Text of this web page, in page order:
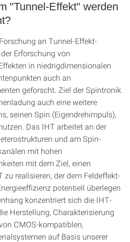
"Tunnel-Effekt" werden
an Tunnel-Effekt-
Erforschung von
in niedrigdimensionalen
auch an
geforscht. Ziel der Spintronik
auch eine weitere
seinen Spin (Eigendrehimpuls),
Das IHT arbeitet an der
und am Spin-
mit hohen
mit dem Ziel, einen
zu realisieren, der dem Feldeffekt-
potentiell überlegen
konzentriert sich die IHT-
Herstellung, Charakterisierung
CMOS-kompatiblen,
auf Basis unserer